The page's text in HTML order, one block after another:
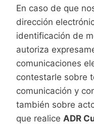
En caso de que
dirección
identificación de
autoriza
comunicaciones
contestarle sobre
comunicación y
también sobre
que realice ADR